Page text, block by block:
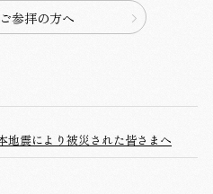
参拝の方へ
地震により被災された皆さまへ